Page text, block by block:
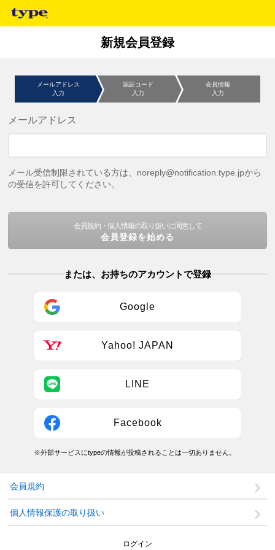
新規会員登録
メールアドレス
入力
認証コード
入力
会員情報
入力
メールアドレス
メール受信制限されている方は、noreply@notification.type.jpから
の受信を許可してください。
会員規約・個人情報の取り扱いに同意して
会員登録を始める
または、お持ちのアカウントで登録
Google
Yahoo! JAPAN
LINE
Facebook
※外部サービスにtypeの情報が投稿されることは一切ありません。
会員規約
個人情報保護の取り扱い
ログイン